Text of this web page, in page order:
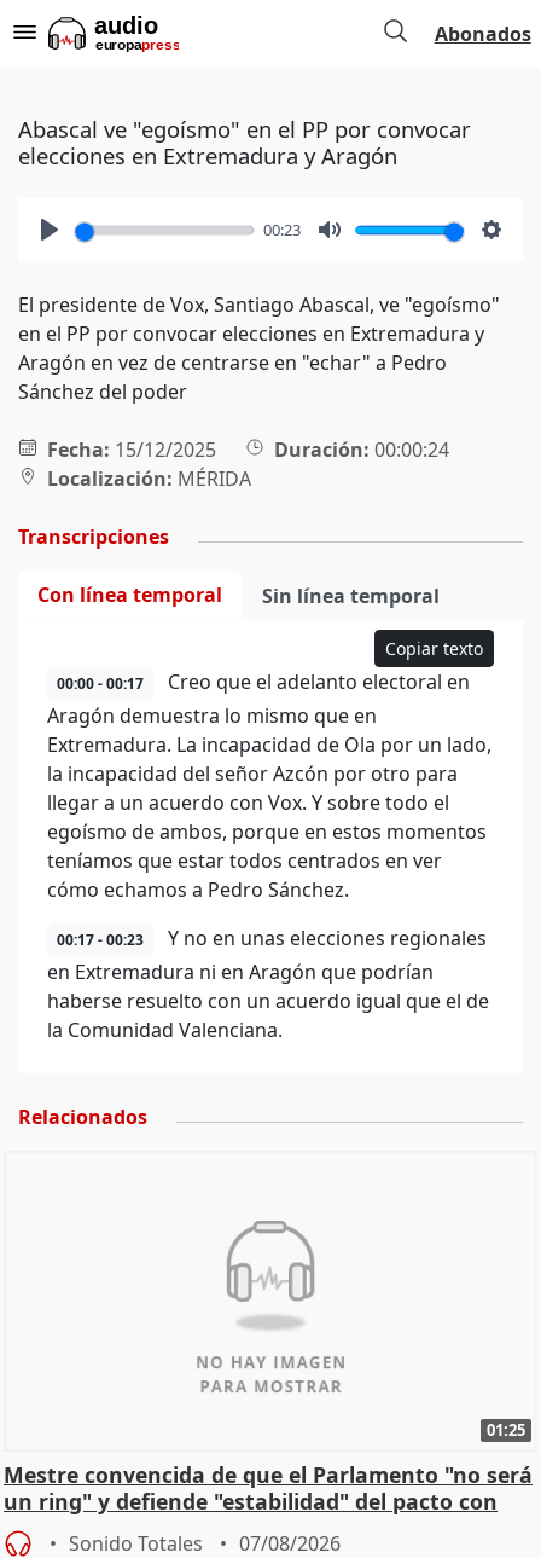
Abonados
Abascal ve "egoísmo" en el PP por convocar
elecciones en Extremadura y Aragón
00:23
El presidente de Vox, Santiago Abascal, ve "egoísmo"
en el PP por convocar elecciones en Extremadura y
Aragón en vez de centrarse en "echar" a Pedro
Sánchez del poder
Fecha: 15/12/2025 Duración: 00:00:24
Localización: MÉRIDA
Transcripciones
Con línea temporal Sin línea temporal
Copiar texto
00:00 - 00:17
Creo que el adelanto electoral en
Aragón demuestra lo mismo que en
Extremadura. La incapacidad de Ola por un lado,
la incapacidad del señor Azcón por otro para
llegar a un acuerdo con Vox. Y sobre todo el
egoísmo de ambos, porque en estos momentos
teníamos que estar todos centrados en ver
cómo echamos a Pedro Sánchez.
00:17 - 00:23
Y no en unas elecciones regionales
en Extremadura ni en Aragón que podrían
haberse resuelto con un acuerdo igual que el de
la Comunidad Valenciana.
Relacionados
01:25
Mestre convencida de que el Parlamento "no será
un ring" y defiende "estabilidad" del pacto con
Vox
Sonido Totales 07/08/2026